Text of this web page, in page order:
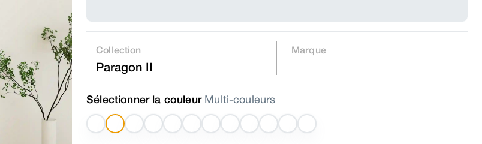
Collection
Paragon II
Marque
Sélectionner la couleur Multi-couleurs